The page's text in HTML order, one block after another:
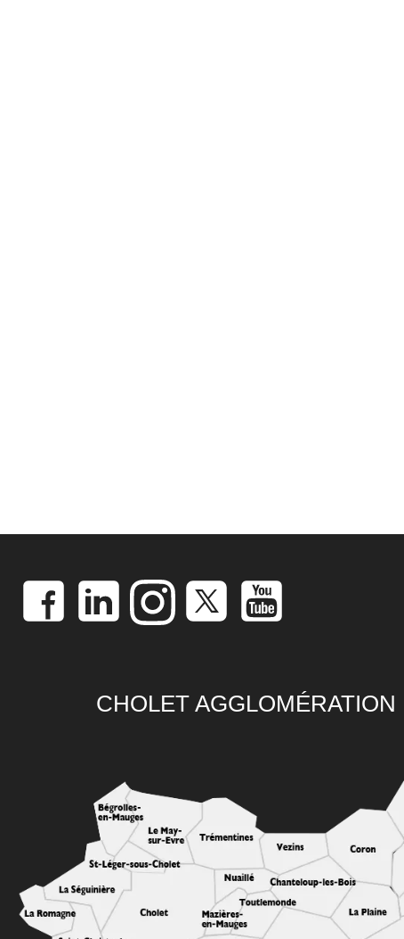
CHOLET AGGLOMÉRATION